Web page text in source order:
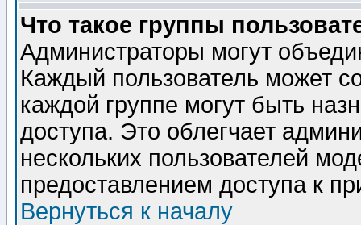
Что такое группы
Администраторы могут
Каждый пользователь может
каждой группе могут быть
доступа. Это облегчает
нескольких пользователей
предоставлением доступа к
Вернуться к началу